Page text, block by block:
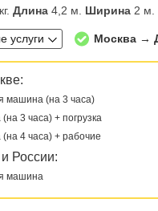
Длина 4,2 м. Ширина 2 м.
услуги Москва →
машина (на 3 часа)
3 часа) + погрузка
4 часа) + рабочие
России:
машина